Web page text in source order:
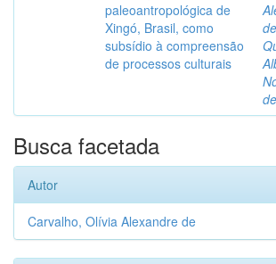
paleoantropológica de
Xingó, Brasil, como
subsídio à compreensão
de processos culturais
de
de
Busca facetada
Autor
Carvalho, Olívia Alexandre de